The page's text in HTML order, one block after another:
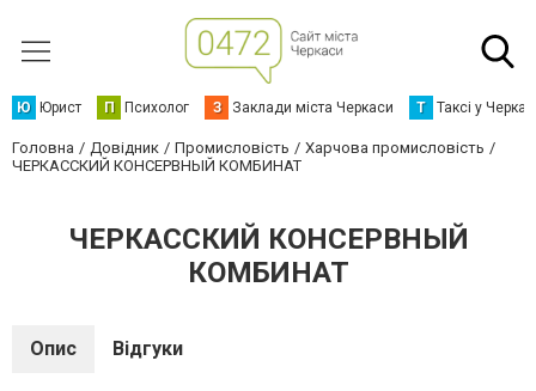
Ю Юрист П Психолог З Заклади міста Черкаси Т Таксі у
Головна Довідник Промисловість
Харчова промисловість
ЧЕРКАССКИЙ КОНСЕРВНЫЙ КОМБИНАТ
ЧЕРКАССКИЙ КОНСЕРВНЫЙ
КОМБИНАТ
Опис Відгуки